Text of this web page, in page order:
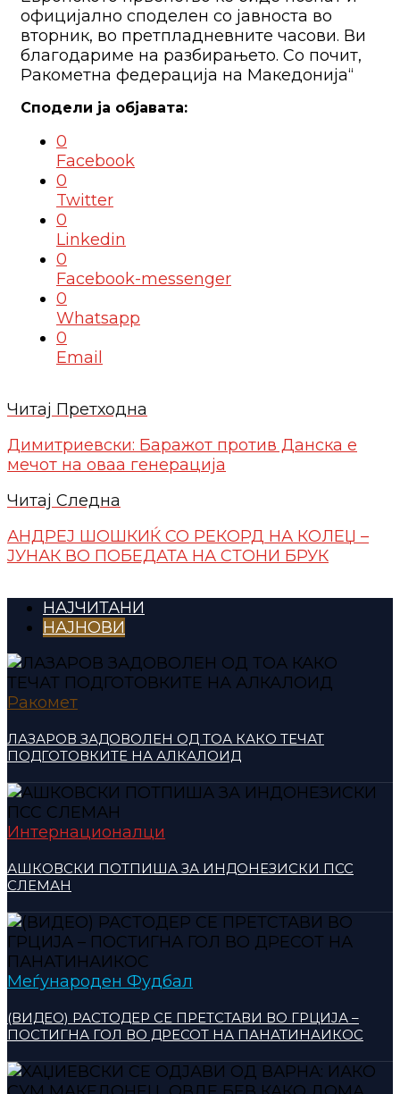
официјално споделен со јавноста во
вторник, во претпладневните часови. Ви
благодариме на разбирањето. Со почит,
Ракометна федерација на Македонија“
0
Facebook
0
Twitter
0
Linkedin
0
Facebook-messenger
0
Whatsapp
0
Email
Читај Претходна
Димитриевски: Баражот против Данска е
мечот на оваа генерација
Читај Следна
АНДРЕЈ ШОШКИЌ СО РЕКОРД НА КОЛЕЏ –
ЈУНАК ВО ПОБЕДАТА НА СТОНИ БРУК
НАЈЧИТАНИ
НАЈНОВИ
Ракомет
ЛАЗАРОВ ЗАДОВОЛЕН ОД ТОА КАКО ТЕЧАТ
ПОДГОТОВКИТЕ НА АЛКАЛОИД
Интернационалци
АШКОВСКИ ПОТПИША ЗА ИНДОНЕЗИСКИ ПСС
СЛЕМАН
Меѓународен Фудбал
(ВИДЕО) РАСТОДЕР СЕ ПРЕТСТАВИ ВО ГРЦИЈА –
ПОСТИГНА ГОЛ ВО ДРЕСОТ НА ПАНАТИНАИКОС